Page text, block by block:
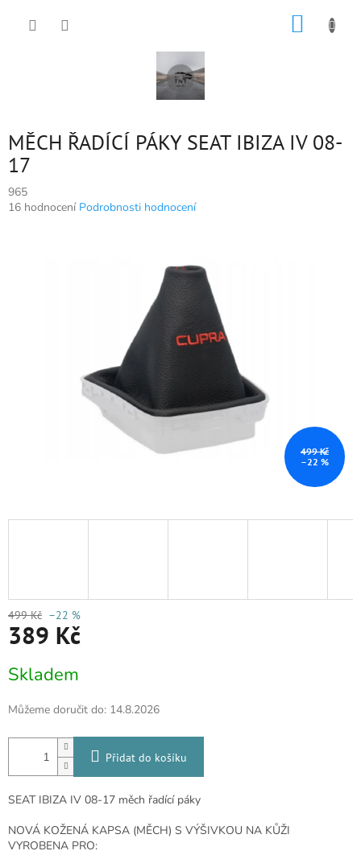
MĚCH ŘADÍCÍ PÁKY SEAT IBIZA IV 08-
17
965
Průměrné
16 hodnocení Podrobnosti hodnocení
499 Kč
–22 %
499 Kč –22 %
389 Kč
cena:
Skladem
Můžeme doručit do: 14.8.2026
Přidat do košíku
SEAT IBIZA IV 08-17 měch řadící páky
NOVÁ KOŽENÁ KAPSA (MĚCH) S VÝŠIVKOU NA KŮŽI
VYROBENA PRO: